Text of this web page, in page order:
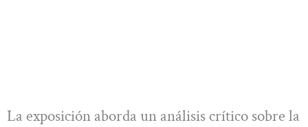
La exposición aborda un análisis crítico sobre la